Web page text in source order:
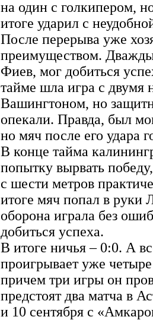
на один с голкипером,
итоге ударил с
После перерыва уже
преимуществом.
Фиев, мог добиться
тайме шла игра с
Вашингтоном, но
опекали. Правда, был
но мяч после его удара
В конце тайма
попытку вырвать
с шести метров
итоге мяч попал в
оборона играла без
добиться успеха.
В итоге ничья – 0:0. А
проигрывает уже
причем три игры он
предстоят два матча в
и 10 сентября с